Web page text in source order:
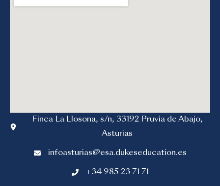
Finca La Llosona, s/n, 33192 Pruvia de Abajo,
Asturias
infoasturias@esa.dukeseducation.es
+34 985 23 71 71